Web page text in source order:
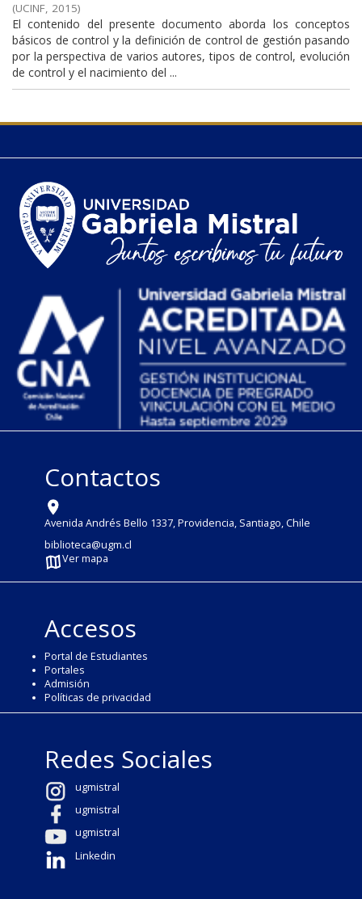
(UCINF, 2015)
El contenido del presente documento aborda los conceptos
básicos de control y la definición de control de gestión pasando
por la perspectiva de varios autores, tipos de control, evolución
de control y el nacimiento del ...
Contactos
Avenida Andrés Bello 1337, Providencia, Santiago, Chile
biblioteca@ugm.cl
Ver mapa
Accesos
Portal de Estudiantes
Portales
Admisión
Políticas de privacidad
Redes Sociales
ugmistral
ugmistral
ugmistral
Linkedin